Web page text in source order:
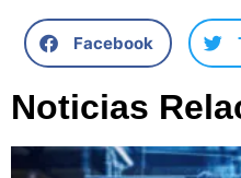
Facebook
Noticias